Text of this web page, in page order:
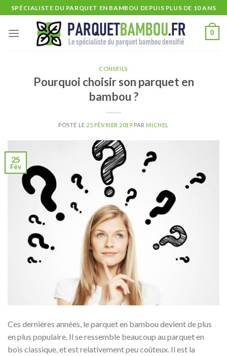
Skip
to
content
SPÉCIALISTE DU PARQUET EN BAMBOU DEPUIS PLUS DE 10 ANS
0
CONSEILS
Pourquoi choisir son parquet en
bambou ?
POSTÉ LE 25 FÉVRIER 2019 PARMICHEL
25
Fév
Ces dernières années, le parquet en bambou devient de plus
en plus populaire. Il se ressemble beaucoup au parquet en
bois classique, et est relativement peu coûteux. Il est la